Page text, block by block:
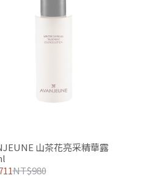
山茶花亮采精華露
NT$980